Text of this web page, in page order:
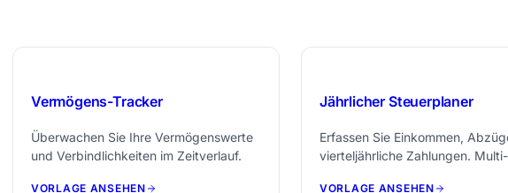
Vermögens-Tracker
Überwachen Sie Ihre Vermögenswerte
und Verbindlichkeiten im Zeitverlauf.
VORLAGE ANSEHEN
Jährlicher Steuerplaner
Erfassen Sie Einkommen,
vierteljährliche Zahlungen. Multi-
VORLAGE ANSEHEN